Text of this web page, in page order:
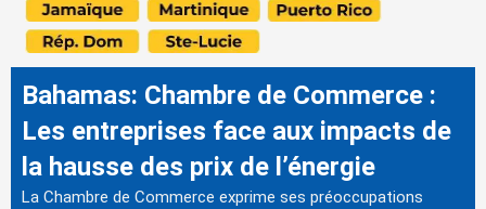
Bahamas: Chambre de Commerce :
Les entreprises face aux impacts de
la hausse des prix de l’énergie
La Chambre de Commerce exprime ses préoccupations